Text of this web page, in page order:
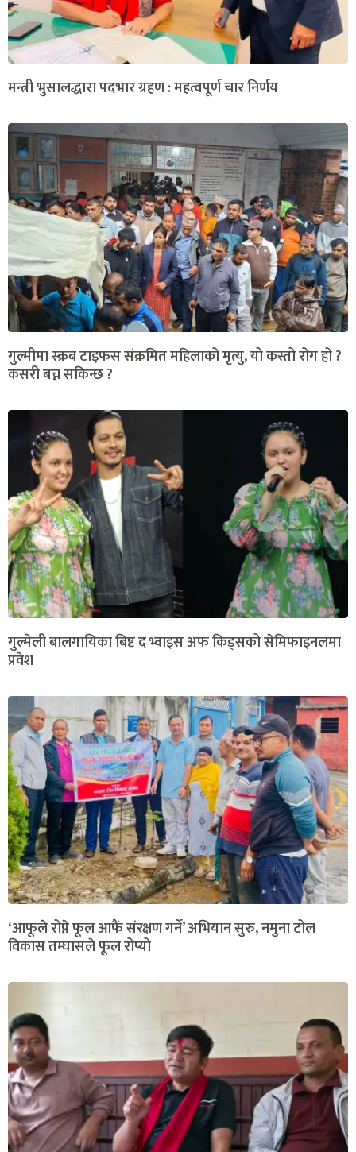
मन्त्री भुसालद्धारा पदभार ग्रहण : महत्वपूर्ण चार निर्णय
गुल्मीमा स्क्रब टाइफस संक्रमित महिलाको मृत्यु, यो कस्तो रोग हो ?
कसरी बच्न सकिन्छ ?
गुल्मेली बालगायिका बिष्ट द भ्वाइस अफ किड्सको सेमिफाइनलमा
प्रवेश
‘आफूले रोप्ने फूल आफैं संरक्षण गर्ने’ अभियान सुरु, नमुना टोल
विकास तम्घासले फूल रोप्यो